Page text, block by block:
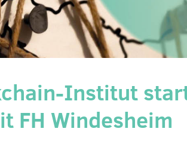
Institut
FH Windesheim